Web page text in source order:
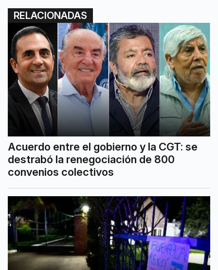
RELACIONADAS
Acuerdo entre el gobierno y la CGT: se
destrabó la renegociación de 800
convenios colectivos